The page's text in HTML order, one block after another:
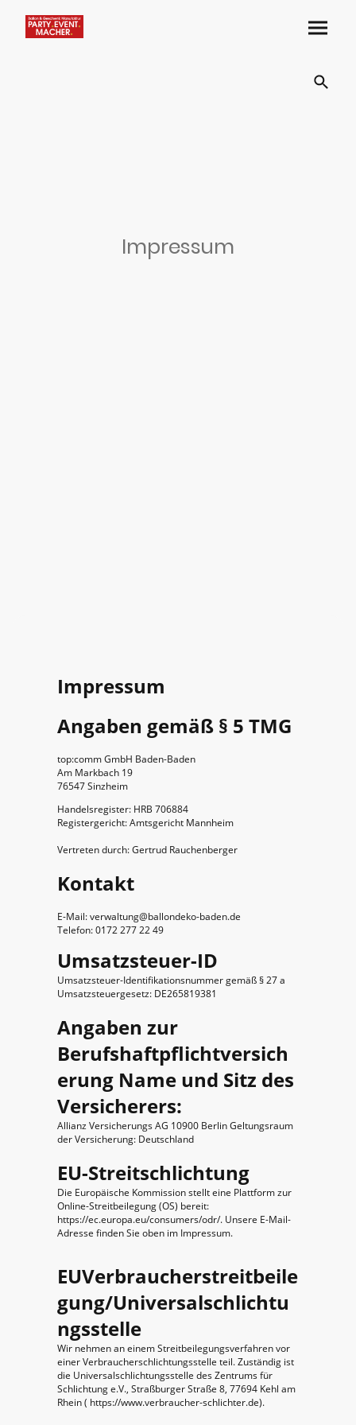
Impressum
Impressum
Angaben gemäß § 5 TMG
top:comm GmbH Baden-Baden
Am Markbach 19
76547 Sinzheim
Handelsregister: HRB 706884
Registergericht: Amtsgericht Mannheim
Vertreten durch: Gertrud Rauchenberger
Kontakt
E-Mail: verwaltung@ballondeko-baden.de
Telefon: 0172 277 22 49
Umsatzsteuer-ID
Umsatzsteuer-Identifikationsnummer gemäß § 27 a
Umsatzsteuergesetz: DE265819381
Angaben zur
Berufshaftpflichtversich
erung Name und Sitz des
Versicherers:
Allianz Versicherungs AG 10900 Berlin Geltungsraum
der Versicherung: Deutschland
EU-Streitschlichtung
Die Europäische Kommission stellt eine Plattform zur
Online-Streitbeilegung (OS) bereit:
https://ec.europa.eu/consumers/odr/. Unsere E-Mail-
Adresse finden Sie oben im Impressum.
EUVerbraucherstreitbeile
gung/Universalschlichtu
ngsstelle
Wir nehmen an einem Streitbeilegungsverfahren vor
einer Verbraucherschlichtungsstelle teil. Zuständig ist
die Universalschlichtungsstelle des Zentrums für
Schlichtung e.V., Straßburger Straße 8, 77694 Kehl am
Rhein ( https://www.verbraucher-schlichter.de).